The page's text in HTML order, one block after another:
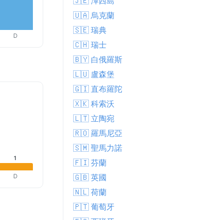
D
1
D
🇺🇦 烏克蘭
🇸🇪 瑞典
🇨🇭 瑞士
🇧🇾 白俄羅斯
🇱🇺 盧森堡
🇬🇮 直布羅陀
🇽🇰 科索沃
🇱🇹 立陶宛
🇷🇴 羅馬尼亞
🇸🇲 聖馬力諾
🇫🇮 芬蘭
🇬🇧 英國
🇳🇱 荷蘭
🇵🇹 葡萄牙